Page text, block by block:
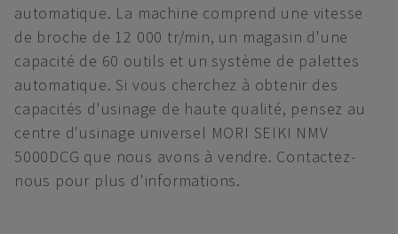
automatique. La machine comprend une vitesse
de broche de 12 000 tr/min, un magasin d'une
capacité de 60 outils et un système de palettes
automatique. Si vous cherchez à obtenir des
capacités d'usinage de haute qualité, pensez au
centre d'usinage universel MORI SEIKI NMV
5000DCG que nous avons à vendre. Contactez-
nous pour plus d'informations.